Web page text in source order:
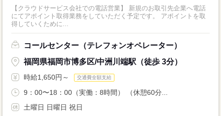
【クラウドサービス会社での電話営業】 新規のお取引先企業へ電話
にてアポイント取得業務をしていただく予定です。 アポイントを取
得していくために...
コールセンター（テレフォンオペレーター）
福岡県福岡市博多区/中洲川端駅（徒歩 3分）
時給1,650円～ 交通費全額支給
9：00〜18：00（実働：8時間） （休憩60分...
土曜日 日曜日 祝日